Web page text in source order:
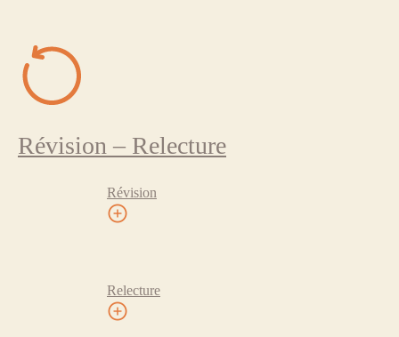
Révision – Relecture
Révision
Relecture